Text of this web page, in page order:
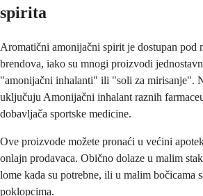
spirita
Aromatični amonijačni spirit je dostupan pod
brendova, iako su mnogi proizvodi
"amonijačni inhalanti" ili "soli za mirisanje".
uključuju Amonijačni inhalant raznih
dobavljača sportske medicine.
Ove proizvode možete pronaći u većini
onlajn prodavaca. Obično dolaze u malim
lome kada su potrebne, ili u malim bočicama
poklopcima.